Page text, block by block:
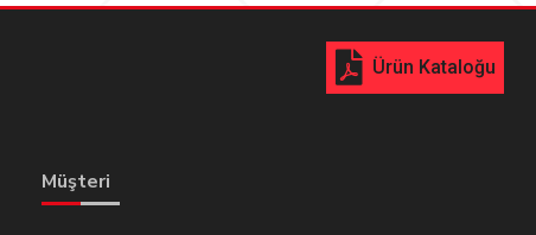
Ürün Kataloğu
Müşteri